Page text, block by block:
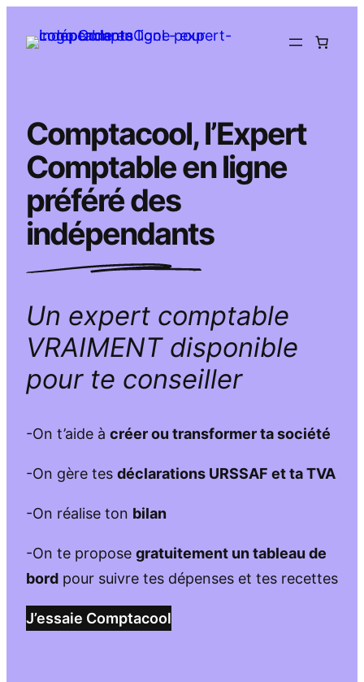
Comptacool, l’Expert
Comptable en ligne
préféré des
indépendants
Un expert comptable
VRAIMENT disponible
pour te conseiller
-On t’aide à créer ou transformer ta société
-On gère tes déclarations URSSAF et ta TVA
-On réalise ton bilan
-On te propose gratuitement un tableau de
bord pour suivre tes dépenses et tes recettes
J’essaie Comptacool